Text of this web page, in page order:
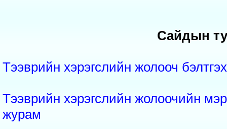
Сайдын
Тээврийн хэрэгслийн жолооч
Тээврийн хэрэгслийн жолоочийн
журам